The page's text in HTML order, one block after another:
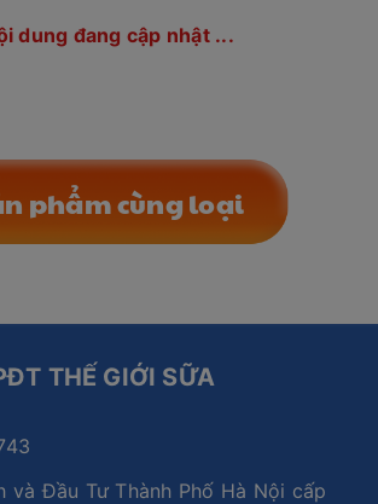
dung đang cập nhật ...
phẩm cùng loại
THẾ GIỚI SỮA
và Đầu Tư Thành Phố Hà Nội cấp